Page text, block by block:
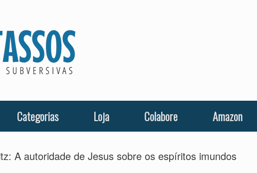
Categorias Loja Colabore Amazon
A autoridade de Jesus sobre os espíritos imundos